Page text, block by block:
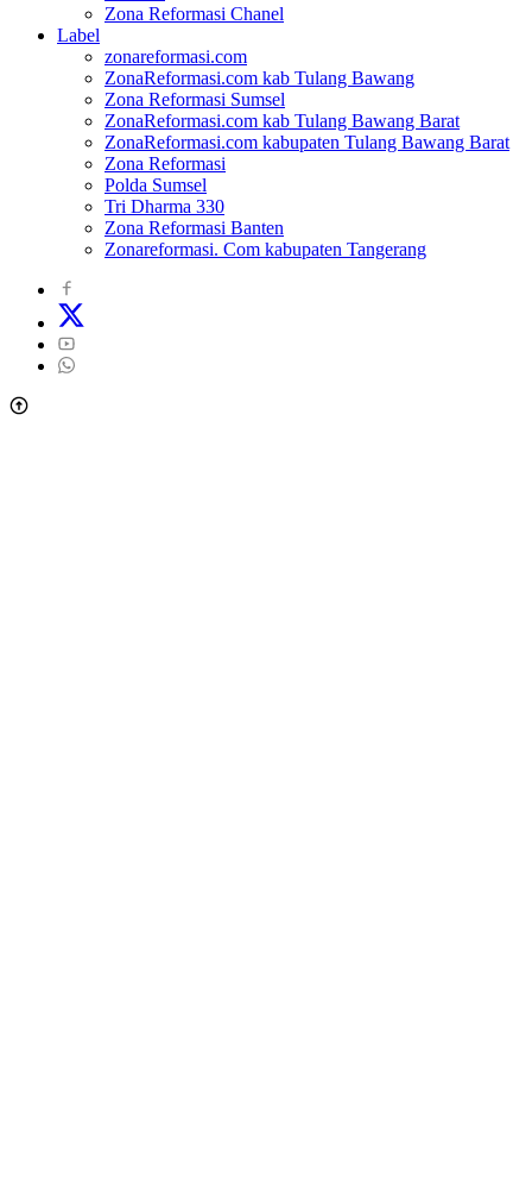
Zona Reformasi Chanel
Label
zonareformasi.com
ZonaReformasi.com kab Tulang Bawang
Zona Reformasi Sumsel
ZonaReformasi.com kab Tulang Bawang Barat
ZonaReformasi.com kabupaten Tulang Bawang Barat
Zona Reformasi
Polda Sumsel
Tri Dharma 330
Zona Reformasi Banten
Zonareformasi. Com kabupaten Tangerang